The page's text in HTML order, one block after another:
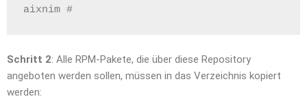
aixnim #
Schritt 2: Alle RPM-Pakete, die über diese Repository
angeboten werden sollen, müssen in das Verzeichnis kopiert
werden: